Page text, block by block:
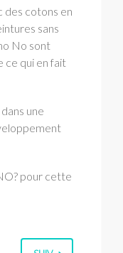
des cotons en
sans
No sont
ce qui en fait
une
pour cette